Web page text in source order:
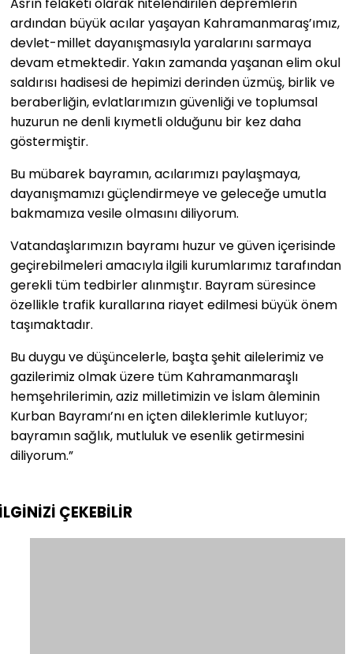
ardından büyük acılar yaşayan Kahramanmaraş’ımız,
devlet-millet dayanışmasıyla yaralarını sarmaya
devam etmektedir. Yakın zamanda yaşanan elim okul
saldırısı hadisesi de hepimizi derinden üzmüş, birlik ve
beraberliğin, evlatlarımızın güvenliği ve toplumsal
huzurun ne denli kıymetli olduğunu bir kez daha
göstermiştir.
Bu mübarek bayramın, acılarımızı paylaşmaya,
dayanışmamızı güçlendirmeye ve geleceğe umutla
bakmamıza vesile olmasını diliyorum.
Vatandaşlarımızın bayramı huzur ve güven içerisinde
geçirebilmeleri amacıyla ilgili kurumlarımız tarafından
gerekli tüm tedbirler alınmıştır. Bayram süresince
özellikle trafik kurallarına riayet edilmesi büyük önem
taşımaktadır.
Bu duygu ve düşüncelerle, başta şehit ailelerimiz ve
gazilerimiz olmak üzere tüm Kahramanmaraşlı
hemşehrilerimin, aziz milletimizin ve İslam âleminin
Kurban Bayramı’nı en içten dileklerimle kutluyor;
bayramın sağlık, mutluluk ve esenlik getirmesini
diliyorum.”
ÇEKEBİLİR